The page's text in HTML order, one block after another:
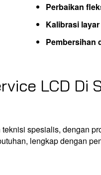
Perbaikan
Kalibrasi
Pembersihan
LCD Di
spesialis, dengan
lengkap dengan